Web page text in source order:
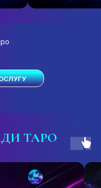
ТАРО